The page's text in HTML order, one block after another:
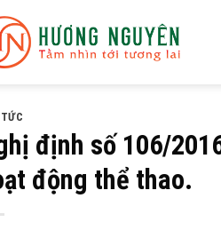
định số 106/
động thể thao.